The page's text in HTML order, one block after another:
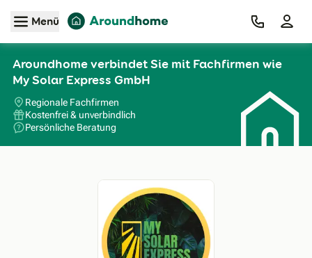
Zum Hauptinhalt
Menü
Aroundhome verbindet Sie mit Fachfirmen wie
My Solar Express GmbH
Regionale Fachfirmen
Kostenfrei & unverbindlich
Persönliche Beratung